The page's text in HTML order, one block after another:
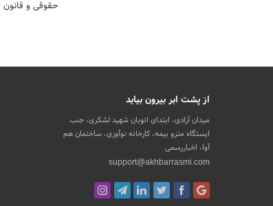
حقوقی و قانون
از پشت ابر بیرون بیاید
میدان آزادی، ابتدای اتوبان شهید لشکری، جنب
ایستگاه مترو بیمه، کارخانه نوآوری، ساختمان هم
آوا، اخباررسمی
support@akhbarrasmi.com